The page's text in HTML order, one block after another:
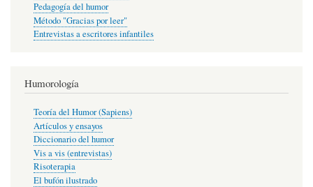
Pedagogía del humor
Método "Gracias por leer"
Entrevistas a escritores infantiles
Humorología
Teoría del Humor (Sapiens)
Artículos y ensayos
Diccionario del humor
Vis a vis (entrevistas)
Risoterapia
El bufón ilustrado